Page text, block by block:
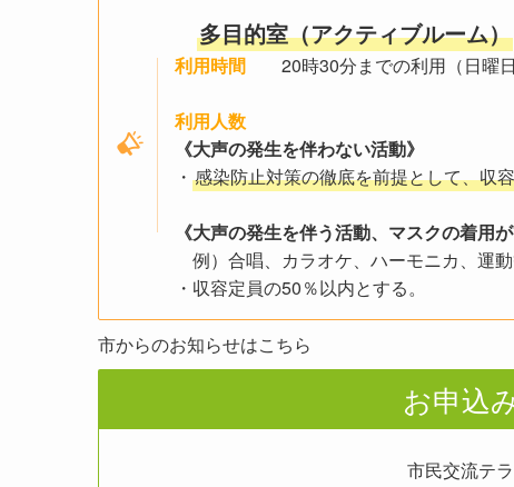
多目的室（アクティブルーム）
利用時間 20時30分までの利用（日曜日
利用人数
《大声の発生を伴わない活動》
・ 感染防止対策の徹底を前提として、収
《大声の発生を伴う活動、マスクの着用
例）合唱、カラオケ、ハーモニカ、運
・収容定員の50％以内とする。
市からのお知らせはこちら
お申込
市民交流テ